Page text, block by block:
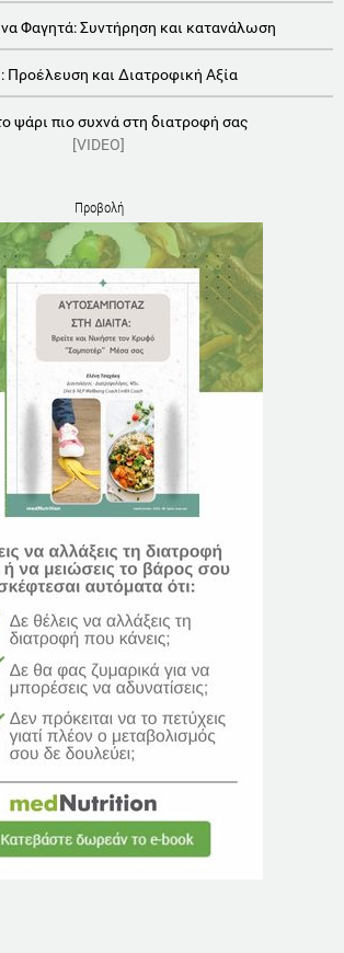
Φαγητά: Συντήρηση και κατανάλωση
Προέλευση και Διατροφική Αξία
ψάρι πιο συχνά στη διατροφή σας
[VIDEO]
Προβολή